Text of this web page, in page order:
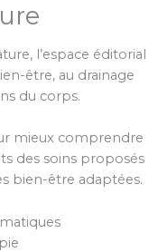
l’espace éditorial
être, au drainage
du corps.
mieux comprendre
des soins proposés
bien-être adaptées.